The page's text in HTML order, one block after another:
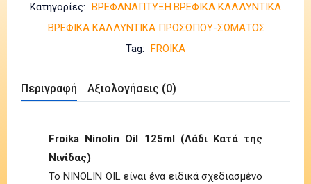
Κατηγορίες:
ΒΡΕΦΑΝΑΠΤΥΞΗ ΒΡΕΦΙΚΑ ΚΑΛΛΥΝΤΙΚΑ
ΒΡΕΦΙΚΑ ΚΑΛΛΥΝΤΙΚΑ ΠΡΟΣΩΠΟΥ-ΣΩΜΑΤΟΣ
Tag:
FROIKA
Περιγραφή Αξιολογήσεις (0)
Froika Ninolin Oil 125ml (Λάδι Κατά της
Νινίδας)
Το NINOLIN OIL είναι ένα ειδικά σχεδιασμένο